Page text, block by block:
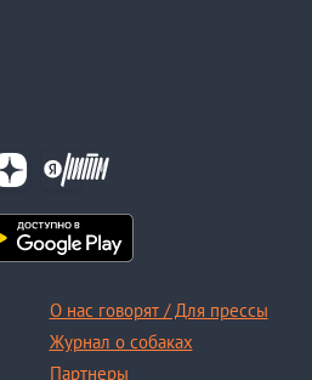
О нас говорят / Для прессы
Журнал о собаках
Партнеры